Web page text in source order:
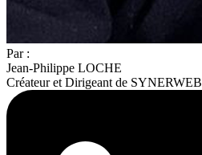
Par :
Jean-Philippe LOCHE
Créateur et Dirigeant de SYNERWEB